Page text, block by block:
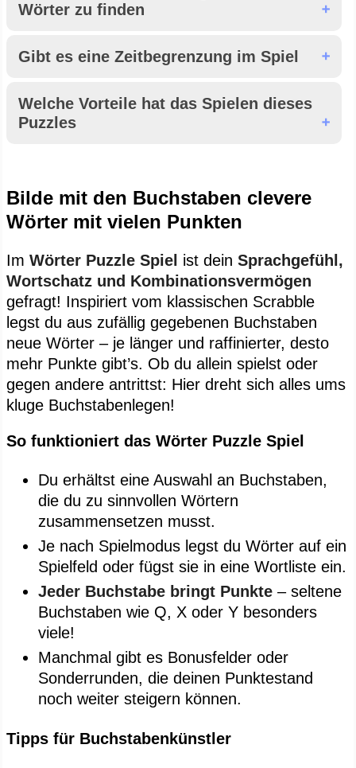
Wörter zu finden
Gibt es eine Zeitbegrenzung im Spiel
Welche Vorteile hat das Spielen dieses
Puzzles
Bilde mit den Buchstaben clevere
Wörter mit vielen Punkten
Im Wörter Puzzle Spiel ist dein Sprachgefühl,
Wortschatz und Kombinationsvermögen
gefragt! Inspiriert vom klassischen Scrabble
legst du aus zufällig gegebenen Buchstaben
neue Wörter – je länger und raffinierter, desto
mehr Punkte gibt’s. Ob du allein spielst oder
gegen andere antrittst: Hier dreht sich alles ums
kluge Buchstabenlegen!
So funktioniert das Wörter Puzzle Spiel
Du erhältst eine Auswahl an Buchstaben,
die du zu sinnvollen Wörtern
zusammensetzen musst.
Je nach Spielmodus legst du Wörter auf ein
Spielfeld oder fügst sie in eine Wortliste ein.
Jeder Buchstabe bringt Punkte – seltene
Buchstaben wie Q, X oder Y besonders
viele!
Manchmal gibt es Bonusfelder oder
Sonderrunden, die deinen Punktestand
noch weiter steigern können.
Tipps für Buchstabenkünstler